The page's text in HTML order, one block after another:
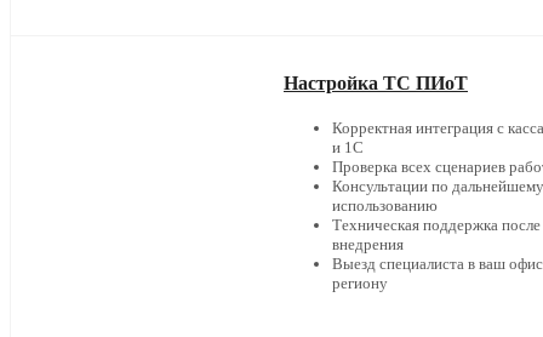
Настройка ТС ПИоТ
Корректная интеграция с
и 1С
Проверка всех сценариев
Консультации по дальнейшему
использованию
Техническая поддержка после
внедрения
Выезд специалиста в ваш
региону